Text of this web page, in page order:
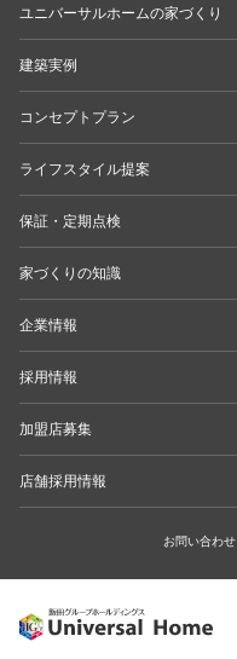
ユニバーサルホームの家づくり
建築実例
コンセプトプラン
ライフスタイル提案
保証・定期点検
家づくりの知識
企業情報
採用情報
加盟店募集
店舗採用情報
お問い合わせ